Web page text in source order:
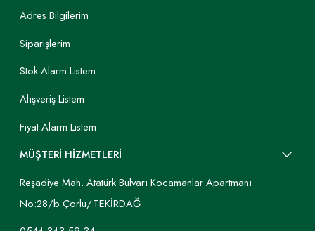
Adres Bilgilerim
Siparişlerim
Stok Alarm Listem
Alışveriş Listem
Fiyat Alarm Listem
MÜŞTERİ HİZMETLERİ
Reşadiye Mah. Atatürk Bulvarı Kocamanlar Apartmanı
No:28/b Çorlu/TEKİRDAĞ